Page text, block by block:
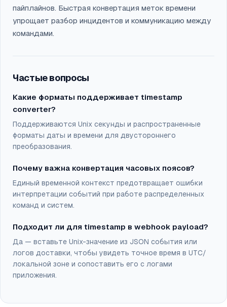
пайплайнов. Быстрая конвертация меток времени
упрощает разбор инцидентов и коммуникацию между
командами.
Частые вопросы
Какие форматы поддерживает timestamp
converter?
Поддерживаются Unix секунды и распространенные
форматы даты и времени для двустороннего
преобразования.
Почему важна конвертация часовых поясов?
Единый временной контекст предотвращает ошибки
интерпретации событий при работе распределенных
команд и систем.
Подходит ли для timestamp в webhook payload?
Да — вставьте Unix-значение из JSON события или
логов доставки, чтобы увидеть точное время в UTC/
локальной зоне и сопоставить его с логами
приложения.